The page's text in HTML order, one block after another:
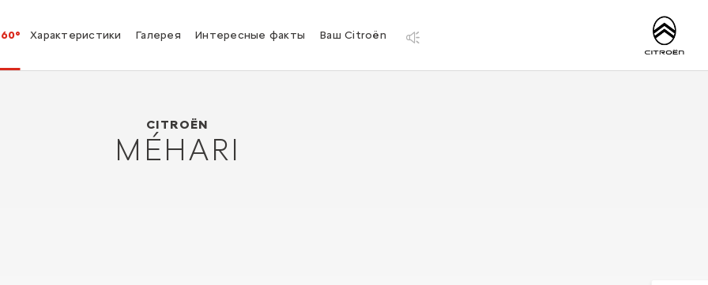
Характеристики Галерея Интересные факты Ваш Citroën
http://
CITROËN
MÉHARI